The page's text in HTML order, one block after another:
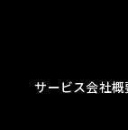
サービス会社概